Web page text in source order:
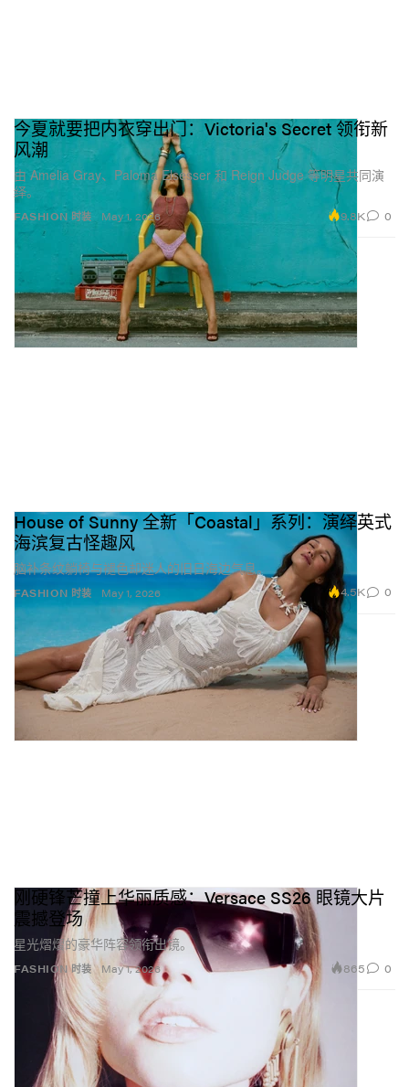
FASHION 时装
今夏就要把内衣穿出门：Victoria's Secret 领衔新
风潮
由 Amelia Gray、Paloma Elsesser 和 Reign Judge 等明星共同演
绎。
May 1, 2026 9.8K 0
FASHION 时装
House of Sunny 全新「Coastal」系列：演绎英式
海滨复古怪趣风
脑补条纹躺椅与褪色却迷人的旧日海边气息。
May 1, 2026 4.5K 0
FASHION 时装
刚硬锋芒撞上华丽质感：Versace SS26 眼镜大片
震撼登场
星光熠熠的豪华阵容领衔出镜。
May 1, 2026 865 0